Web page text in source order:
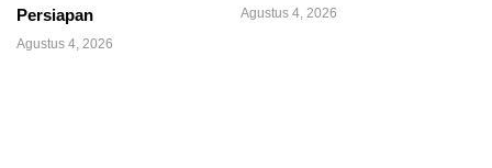
Persiapan
Agustus 4, 2026
Agustus 4, 2026